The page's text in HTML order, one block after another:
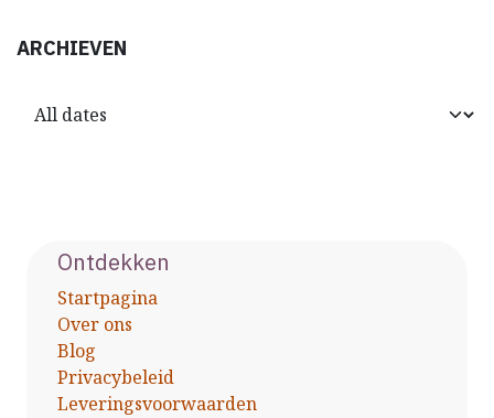
ARCHIEVEN
Ontdekken
Startpagina
Over ons
Blog
Privacybeleid
Leveringsvoorwaarden